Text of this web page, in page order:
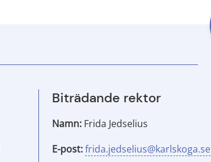
Biträdande rektor
Namn: Frida Jedselius
E-post:frida.jedselius@karlskoga.se